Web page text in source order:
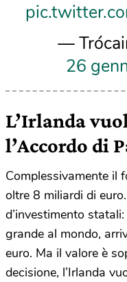
—
26
L’Irlanda
l’Accordo di
Complessivamente il
oltre 8 miliardi di
d’investimento
grande al mondo,
euro. Ma il valore è
decisione, l’Irlanda